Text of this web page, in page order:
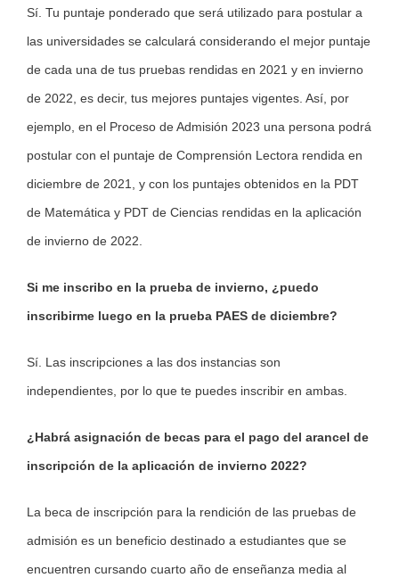
Sí. Tu puntaje ponderado que será utilizado para postular a
las universidades se calculará considerando el mejor puntaje
de cada una de tus pruebas rendidas en 2021 y en invierno
de 2022, es decir, tus mejores puntajes vigentes. Así, por
ejemplo, en el Proceso de Admisión 2023 una persona podrá
postular con el puntaje de Comprensión Lectora rendida en
diciembre de 2021, y con los puntajes obtenidos en la PDT
de Matemática y PDT de Ciencias rendidas en la aplicación
de invierno de 2022.
Si me inscribo en la prueba de invierno, ¿puedo
inscribirme luego en la prueba PAES de diciembre?
Sí. Las inscripciones a las dos instancias son
independientes, por lo que te puedes inscribir en ambas.
¿Habrá asignación de becas para el pago del arancel de
inscripción de la aplicación de invierno 2022?
La beca de inscripción para la rendición de las pruebas de
admisión es un beneficio destinado a estudiantes que se
encuentren cursando cuarto año de enseñanza media al